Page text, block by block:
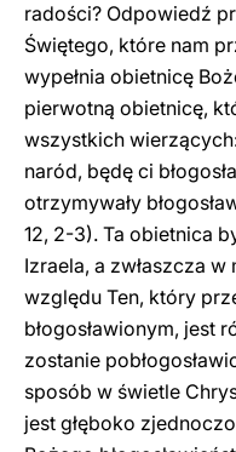
radości? Odpowiedź
Świętego, które nam
wypełnia obietnicę
pierwotną obietnicę,
wszystkich
naród, będę ci
otrzymywały
12, 2-3). Ta obietnica
Izraela, a zwłaszcza
względu Ten, który
błogosławionym, jest
zostanie
sposób w świetle
jest głęboko